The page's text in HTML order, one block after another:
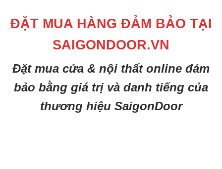
ĐẶT MUA HÀNG ĐẢM BẢO TẠI
SAIGONDOOR.VN
Đặt mua cửa & nội thất online đảm
bảo bằng giá trị và danh tiếng của
thương hiệu SaigonDoor